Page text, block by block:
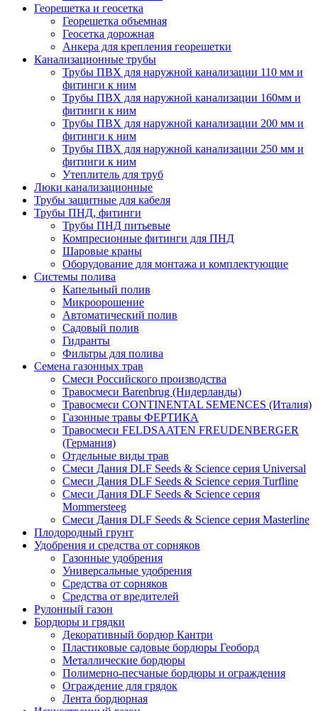
Георешетка и геосетка
Георешетка объемная
Геосетка дорожная
Анкера для крепления георешетки
Канализационные трубы
Трубы ПВХ для наружной канализации 110 мм и
фитинги к ним
Трубы ПВХ для наружной канализации 160мм и
фитинги к ним
Трубы ПВХ для наружной канализации 200 мм и
фитинги к ним
Трубы ПВХ для наружной канализации 250 мм и
фитинги к ним
Утеплитель для труб
Люки канализационные
Трубы защитные для кабеля
Трубы ПНД, фитинги
Трубы ПНД питьевые
Компресионные фитинги для ПНД
Шаровые краны
Оборудование для монтажа и комплектующие
Системы полива
Капельный полив
Микроорошение
Автоматический полив
Садовый полив
Гидранты
Фильтры для полива
Семена газонных трав
Смеси Российского производства
Травосмеси Barenbrug (Нидерланды)
Травосмеси CONTINENTAL SEMENCES (Италия)
Газонные травы ФЕРТИКА
Травосмеси FELDSAATEN FREUDENBERGER
(Германия)
Отдельные виды трав
Смеси Дания DLF Seeds & Sciеnce серия Universal
Смеси Дания DLF Seeds & Sciеnce серия Turfline
Смеси Дания DLF Seeds & Sciеnce серия
Mommersteeg
Смеси Дания DLF Seeds & Sciеnce серия Masterline
Плодородный грунт
Удобрения и средства от сорняков
Газонные удобрения
Универсальные удобрения
Средства от сорняков
Средства от вредителей
Рулонный газон
Бордюры и грядки
Декоративный бордюр Кантри
Пластиковые садовые бордюры Геоборд
Металлические бордюры
Полимерно-песчаные бордюры и ограждения
Ограждение для грядок
Лента бордюрная